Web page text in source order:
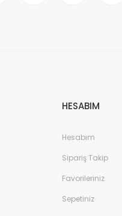
HESABIM
Hesabım
Sipariş Takip
Favorileriniz
Sepetiniz